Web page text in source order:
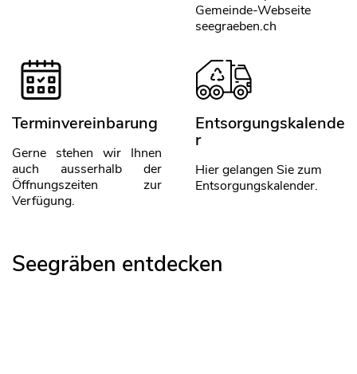
Gemeinde-Webseite
seegraeben.ch
Terminvereinbarung
Gerne stehen wir Ihnen
auch ausserhalb der
Öffnungszeiten zur
Verfügung.
Entsorgungskalende
r
Hier gelangen Sie zum
Entsorgungskalender.
Seegräben entdecken